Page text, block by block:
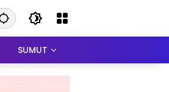
SUMUT